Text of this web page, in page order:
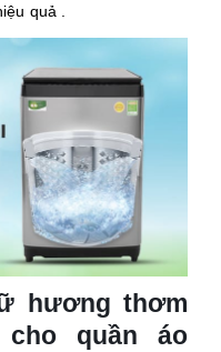
quả .
hương thơm
cho quần áo